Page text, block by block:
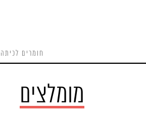
חומרים לכיתה
מומלצים